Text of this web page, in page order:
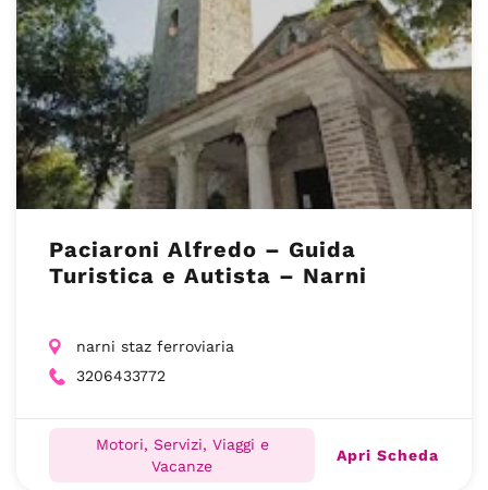
Paciaroni Alfredo – Guida
Turistica e Autista – Narni
narni staz ferroviaria
3206433772
Motori, Servizi, Viaggi e
Vacanze
Apri Scheda